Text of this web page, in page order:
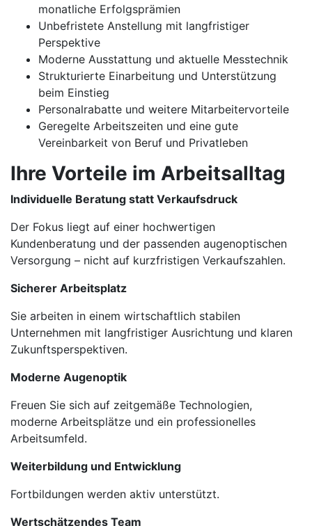
monatliche Erfolgsprämien
Unbefristete Anstellung mit langfristiger
Perspektive
Moderne Ausstattung und aktuelle Messtechnik
Strukturierte Einarbeitung und Unterstützung
beim Einstieg
Personalrabatte und weitere Mitarbeitervorteile
Geregelte Arbeitszeiten und eine gute
Vereinbarkeit von Beruf und Privatleben
Ihre Vorteile im Arbeitsalltag
Individuelle Beratung statt Verkaufsdruck
Der Fokus liegt auf einer hochwertigen
Kundenberatung und der passenden augenoptischen
Versorgung – nicht auf kurzfristigen Verkaufszahlen.
Sicherer Arbeitsplatz
Sie arbeiten in einem wirtschaftlich stabilen
Unternehmen mit langfristiger Ausrichtung und klaren
Zukunftsperspektiven.
Moderne Augenoptik
Freuen Sie sich auf zeitgemäße Technologien,
moderne Arbeitsplätze und ein professionelles
Arbeitsumfeld.
Weiterbildung und Entwicklung
Fortbildungen werden aktiv unterstützt.
Wertschätzendes Team